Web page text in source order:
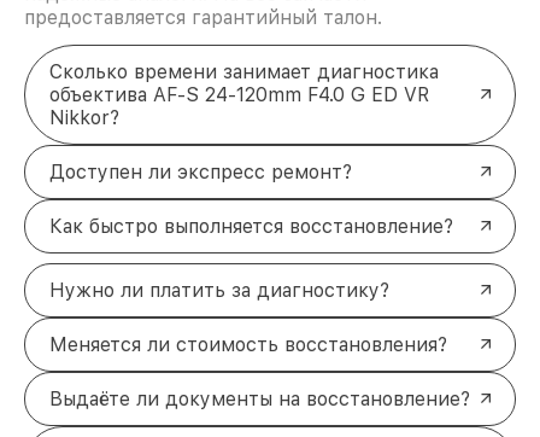
предоставляется гарантийный талон.
Сколько времени занимает диагностика
объектива AF-S 24-120mm F4.0 G ED VR
Nikkor?
Доступен ли экспресс ремонт?
Как быстро выполняется восстановление?
Нужно ли платить за диагностику?
Меняется ли стоимость восстановления?
Выдаёте ли документы на восстановление?